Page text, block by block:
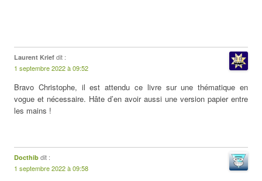
Laurent Krief dit :
1 septembre 2022 à 09:52
Bravo Christophe, il est attendu ce livre sur une thématique en
vogue et nécessaire. Hâte d’en avoir aussi une version papier entre
les mains !
Docthib dit :
1 septembre 2022 à 09:58